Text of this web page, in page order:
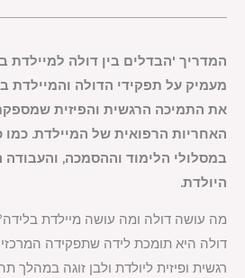
המדריך 'הבדלים בין דולה למיילדת
מעמיק על תפקידי הדולה והמיילדת
את התמיכה הרגשית והפיזית
האחריות הרפואית של המיילדת. כמו
במסלולי הלימוד וההסמכה,
היולדת.
מה עושה דולה ומה עושה מיילדת
דולה היא תומכת לידה שתפקידה
רגשית ופיזית ליולדת ולבן זוגה במהלך